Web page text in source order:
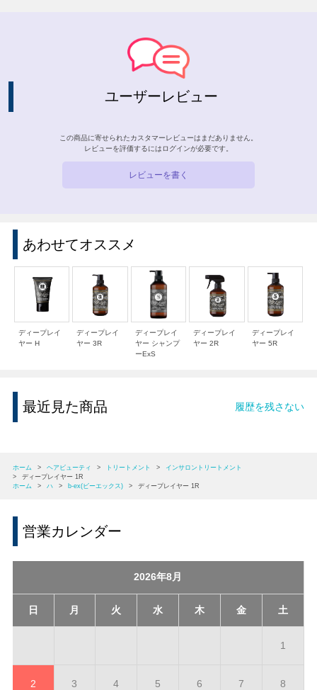
ユーザーレビュー
この商品に寄せられたカスタマーレビューはまだありません。
レビューを評価するには ログインが必要です。
レビューを書く
あわせてオススメ
ディープレイ
ヤー H
ディープレイ
ヤー 3R
ディープレイ
ヤー シャンプ
ーExS
ディープレイ
ヤー 2R
ディープレイ
ヤー 5R
最近見た商品 履歴を残さない
ホーム > ヘアビューティ > トリートメント >
インサロントリートメント
>
ディープレイヤー 1R
ホーム
> ハ > b-ex(ビーエックス) > ディープレイヤー 1R
営業カレンダー
2026年8月
日 月 火 水 木 金 土
1
2 3 4 5 6 7 8